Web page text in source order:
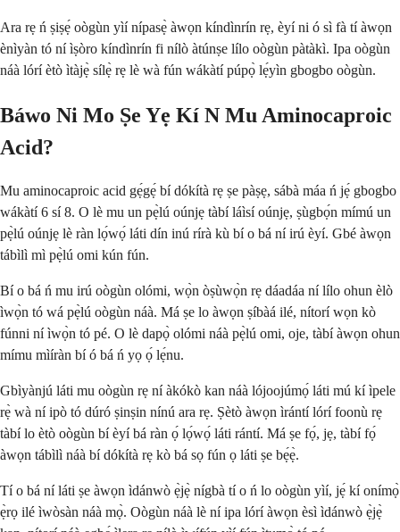
Ara rẹ ń ṣiṣẹ́ oògùn yìí nípasẹ̀ àwọn kíndìnrín rẹ, èyí ni ó sì fà tí àwọn
ènìyàn tó ní ìṣòro kíndìnrín fi nílò àtúnṣe lílo oògùn pàtàkì. Ipa oògùn
náà lórí ètò ìtàjẹ̀ sílẹ̀ rẹ lè wà fún wákàtí púpọ̀ lẹ́yìn gbogbo oògùn.
Báwo Ni Mo Ṣe Yẹ Kí N Mu Aminocaproic
Acid?
Mu aminocaproic acid gẹ́gẹ́ bí dókítà rẹ ṣe pàṣẹ, sábà máa ń jẹ́ gbogbo
wákàtí 6 sí 8. O lè mu un pẹ̀lú oúnjẹ tàbí láìsí oúnjẹ, ṣùgbọ́n mímú un
pẹ̀lú oúnjẹ lè ràn lọ́wọ́ láti dín inú rírà kù bí o bá ní irú èyí. Gbé àwọn
tábìlì mì pẹ̀lú omi kún fún.
Bí o bá ń mu irú oògùn olómi, wọ̀n òṣùwọ̀n rẹ dáadáa ní lílo ohun èlò
ìwọ̀n tó wá pẹ̀lú oògùn náà. Má ṣe lo àwọn ṣíbàá ilé, nítorí wọn kò
fúnni ní ìwọ̀n tó pé. O lè dapọ̀ olómi náà pẹ̀lú omi, oje, tàbí àwọn ohun
mímu mìíràn bí ó bá ń yọ ọ́ lẹ́nu.
Gbìyànjú láti mu oògùn rẹ ní àkókò kan náà lójoojúmọ́ láti mú kí ìpele
rẹ̀ wà ní ipò tó dúró ṣinṣin nínú ara rẹ. Ṣètò àwọn ìrántí lórí foonù rẹ
tàbí lo ètò oògùn bí èyí bá ràn ọ́ lọ́wọ́ láti rántí. Má ṣe fọ́, jẹ, tàbí fọ́
àwọn tábìlì náà bí dókítà rẹ kò bá sọ fún ọ láti ṣe bẹ́ẹ̀.
Tí o bá ní láti ṣe àwọn ìdánwò ẹ̀jẹ̀ nígbà tí o ń lo oògùn yìí, jẹ́ kí onímọ̀
ẹ̀rọ ilé ìwòsàn náà mọ̀. Oògùn náà lè ní ipa lórí àwọn èsì ìdánwò ẹ̀jẹ̀